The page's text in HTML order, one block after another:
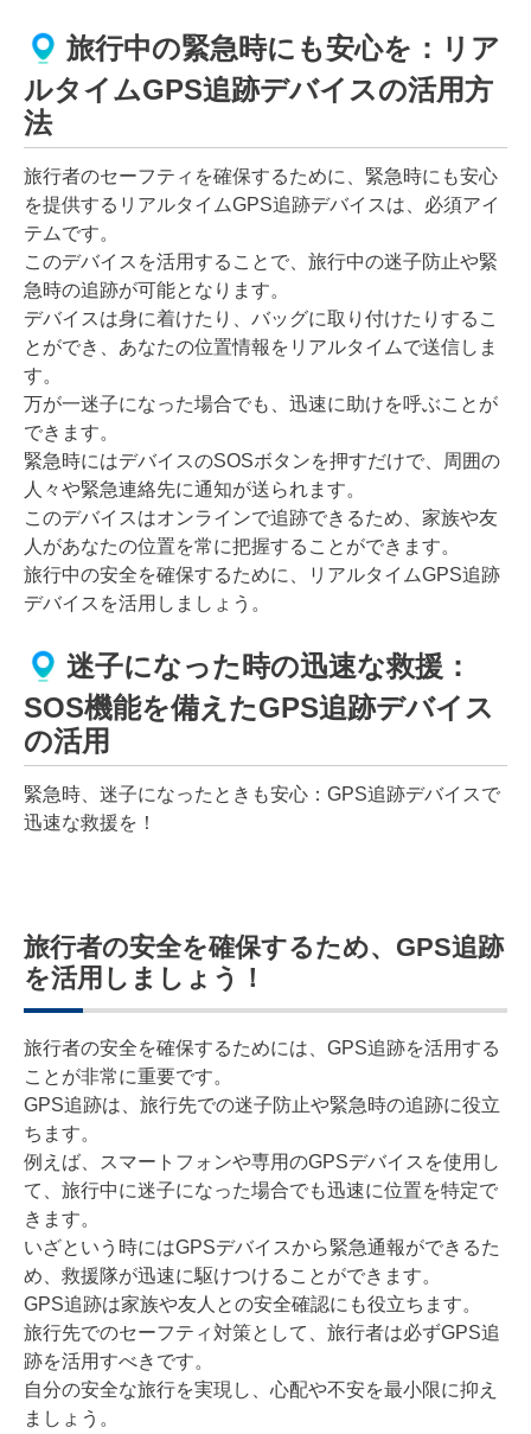
旅行中の緊急時にも安心を：リア
ルタイムGPS追跡デバイスの活用方
法
旅行者のセーフティを確保するために、緊急時にも安心
を提供するリアルタイムGPS追跡デバイスは、必須アイ
テムです。
このデバイスを活用することで、旅行中の迷子防止や緊
急時の追跡が可能となります。
デバイスは身に着けたり、バッグに取り付けたりするこ
とができ、あなたの位置情報をリアルタイムで送信しま
す。
万が一迷子になった場合でも、迅速に助けを呼ぶことが
できます。
緊急時にはデバイスのSOSボタンを押すだけで、周囲の
人々や緊急連絡先に通知が送られます。
このデバイスはオンラインで追跡できるため、家族や友
人があなたの位置を常に把握することができます。
旅行中の安全を確保するために、リアルタイムGPS追跡
デバイスを活用しましょう。
迷子になった時の迅速な救援：
SOS機能を備えたGPS追跡デバイス
の活用
緊急時、迷子になったときも安心：GPS追跡デバイスで
迅速な救援を！
旅行者の安全を確保するため、GPS追跡
を活用しましょう！
旅行者の安全を確保するためには、GPS追跡を活用する
ことが非常に重要です。
GPS追跡は、旅行先での迷子防止や緊急時の追跡に役立
ちます。
例えば、スマートフォンや専用のGPSデバイスを使用し
て、旅行中に迷子になった場合でも迅速に位置を特定で
きます。
いざという時にはGPSデバイスから緊急通報ができるた
め、救援隊が迅速に駆けつけることができます。
GPS追跡は家族や友人との安全確認にも役立ちます。
旅行先でのセーフティ対策として、旅行者は必ずGPS追
跡を活用すべきです。
自分の安全な旅行を実現し、心配や不安を最小限に抑え
ましょう。